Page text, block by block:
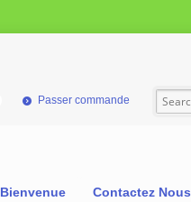
Passer commande
Bienvenue Contactez Nous